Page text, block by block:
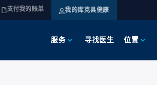
支付我的账单 我的库克县健康
服务 寻找医生 位置